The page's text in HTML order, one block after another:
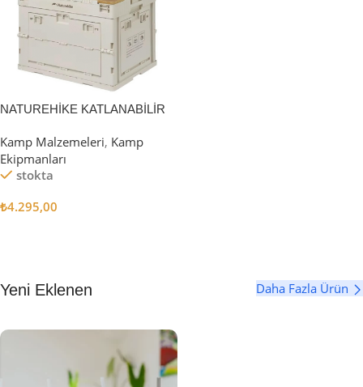
NATUREHİKE KATLANABİLİR
Kamp Malzemeleri, Kamp
Ekipmanları
stokta
₺4.295,00
Yeni Eklenen Daha Fazla Ürün